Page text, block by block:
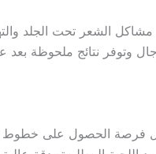
الشعر تحت الجلد
وتوفر نتائج
فرصة الحصول على خطوط